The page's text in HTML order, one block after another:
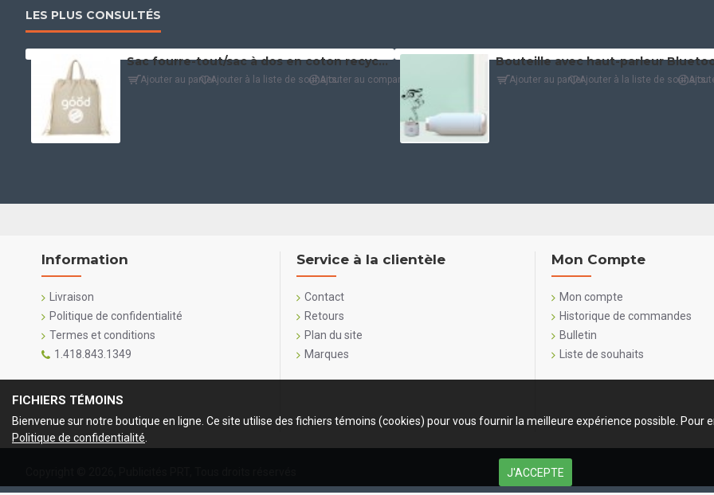
LES PLUS CONSULTÉS
Sac fourre-tout/sac à dos en coton recyclé (4 oz)
Ajouter au panierAjouter à la liste de souhaitsAjouter au comparatif Ajouter au panierAjouter à la liste de souhaits
Information
Livraison
Politique de confidentialité
Termes et conditions
1.418.843.1349
Service à la clientèle
Contact
Retours
Plan du site
Marques
Mon Compte
Mon compte
Historique de commandes
Bulletin
Liste de souhaits
J'ACCEPTE
FICHIERS TÉMOINS
Bienvenue sur notre boutique en ligne. Ce site utilise des fichiers témoins (cookies) pour vous fournir la meilleure expérience possible. Pour
Politique de confidentialité